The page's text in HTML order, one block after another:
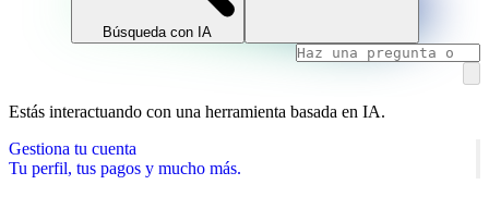
Búsqueda con IA
Estás interactuando con una herramienta basada en IA.
Gestiona tu cuenta
Tu perfil, tus pagos y mucho más.